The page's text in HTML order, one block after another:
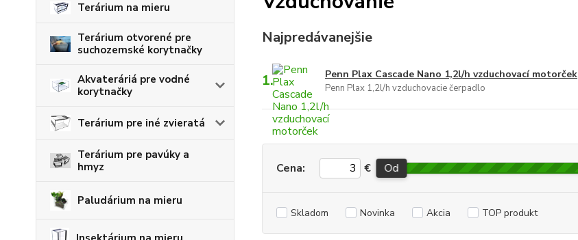
Terárium na mieru
Terárium otvorené pre
suchozemské korytnačky
Akvateráriá pre vodné
korytnačky
Terárium pre iné zvieratá
Terárium pre pavúky a
hmyz
Paludárium na mieru
Najpredávanejšie
1. Penn Plax Cascade Nano 1,2l/h vzduchovací motorček
Penn Plax 1,2l/h vzduchovacie čerpadlo
Cena: € Od
Skladom Novinka Akcia TOP produkt